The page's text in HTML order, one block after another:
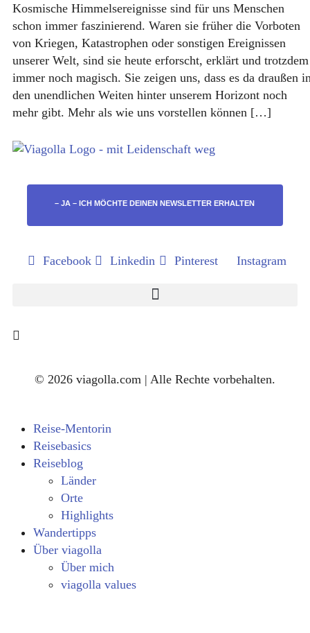
Kosmische Himmelsereignisse sind für uns Menschen
schon immer faszinierend. Waren sie früher die Vorboten
von Kriegen, Katastrophen oder sonstigen Ereignissen
unserer Welt, sind sie heute erforscht, erklärt und trotzdem
immer noch magisch. Sie zeigen uns, dass es da draußen
den unendlichen Weiten hinter unserem Horizont noch
mehr gibt. Mehr als wie uns vorstellen können […]
– JA – ICH MÖCHTE DEINEN NEWSLETTER ERHALTEN
Facebook Linkedin Pinterest Instagram
© 2026 viagolla.com | Alle Rechte vorbehalten.
Reise-Mentorin
Reisebasics
Reiseblog
Länder
Orte
Highlights
Wandertipps
Über viagolla
Über mich
viagolla values